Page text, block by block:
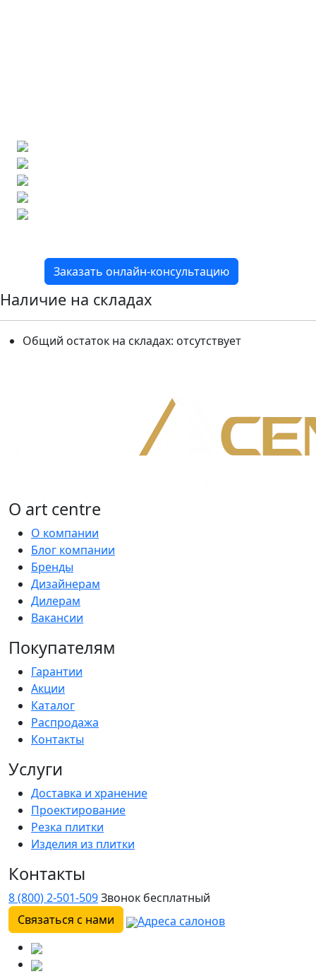
Заказать онлайн-консультацию
Наличие на складах
Общий остаток на складах: отсутствует
О art centre
О компании
Блог компании
Бренды
Дизайнерам
Дилерам
Вакансии
Покупателям
Гарантии
Акции
Каталог
Распродажа
Контакты
Услуги
Доставка и хранение
Проектирование
Резка плитки
Изделия из плитки
Контакты
8 (800) 2-501-509Звонок бесплатный
Связаться с нами
Адреса салонов